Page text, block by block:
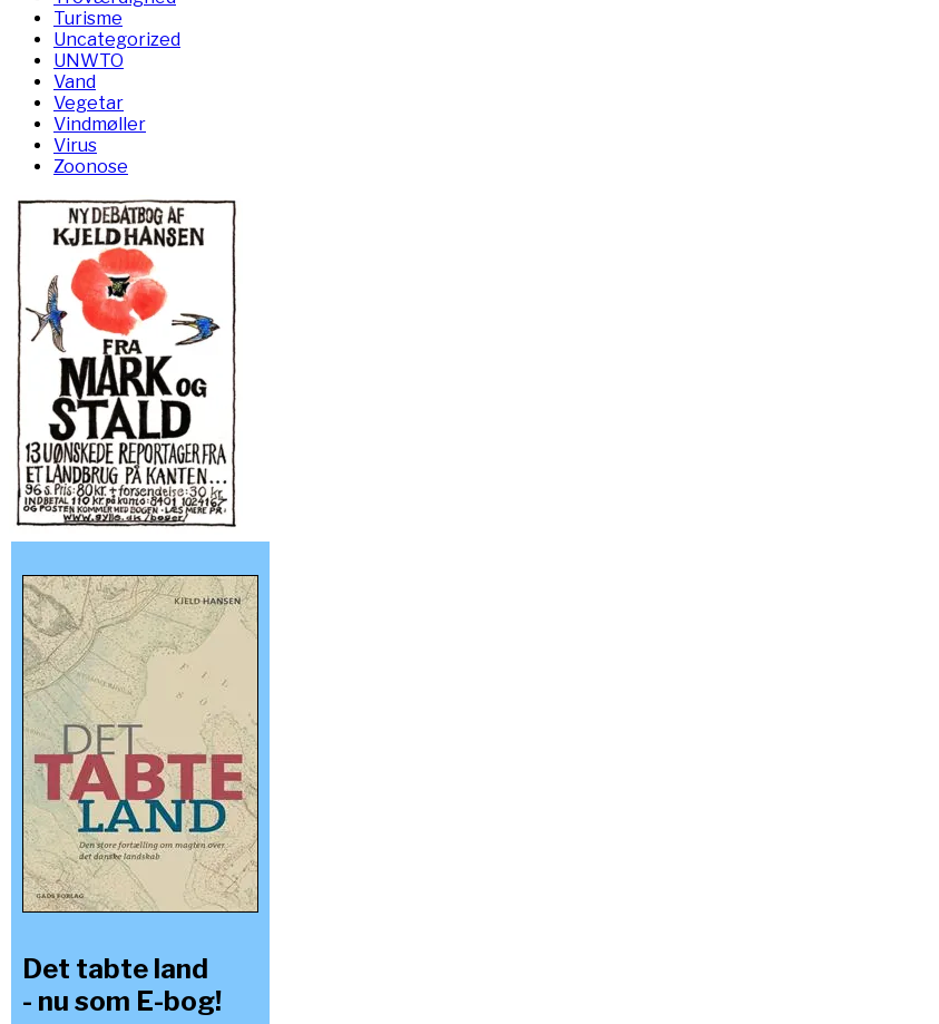
Turisme
Uncategorized
UNWTO
Vand
Vegetar
Vindmøller
Virus
Zoonose
Det tabte land
- nu som E-bog!